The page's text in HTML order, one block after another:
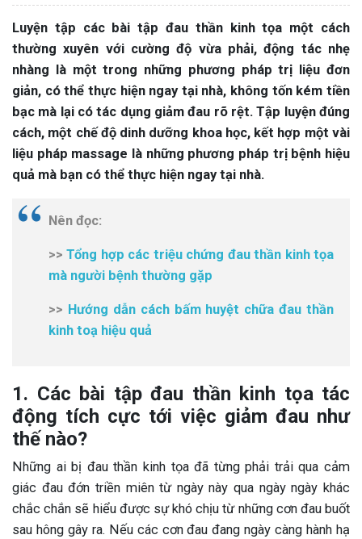
Luyện tập các bài tập đau thần kinh tọa một cách
thường xuyên với cường độ vừa phải, động tác nhẹ
nhàng là một trong những phương pháp trị liệu đơn
giản, có thể thực hiện ngay tại nhà, không tốn kém tiền
bạc mà lại có tác dụng giảm đau rõ rệt. Tập luyện đúng
cách, một chế độ dinh dưỡng khoa học, kết hợp một vài
liệu pháp massage là những phương pháp trị bệnh hiệu
quả mà bạn có thể thực hiện ngay tại nhà.
Nên đọc:
>>Tổng hợp các triệu chứng đau thần kinh tọa
mà người bệnh thường gặp
>> Hướng dẫn cách bấm huyệt chữa đau thần
kinh toạ hiệu quả
1. Các bài tập đau thần kinh tọa tác
động tích cực tới việc giảm đau như
thế nào?
Những ai bị đau thần kinh tọa đã từng phải trải qua cảm
giác đau đớn triền miên từ ngày này qua ngày ngày khác
chắc chắn sẽ hiểu được sự khó chịu từ những cơn đau buốt
sau hông gây ra. Nếu các cơn đau đang ngày càng hành hạ